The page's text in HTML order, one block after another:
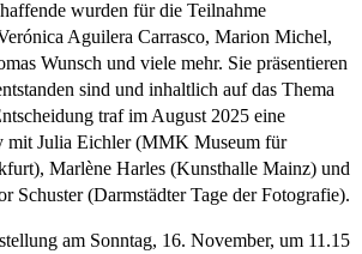
wurden für die Teilnahme
Aguilera Carrasco, Marion Michel,
Wunsch und viele mehr. Sie präsentieren
sind und inhaltlich auf das Thema
traf im August 2025 eine
mit Julia Eichler (MMK Museum für
Marlène Harles (Kunsthalle Mainz) und
Schuster (Darmstädter Tage der Fotografie).
am Sonntag, 16. November, um 11.15